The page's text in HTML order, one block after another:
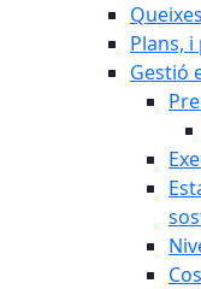
Plans,
Gestió